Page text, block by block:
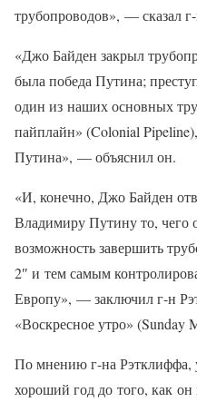
трубопроводов», — сказал
«Джо Байден закрыл
была победа Путина;
один из наших основных
пайплайн» (Colonial
Путина», — объяснил он.
«И, конечно, Джо Байден
Владимиру Путину то, чего
возможность завершить
2″ и тем самым
Европу», — заключил г-н
«Воскресное утро» (Sunday
По мнению г-на Рэтклиффа,
хороший год до того, как